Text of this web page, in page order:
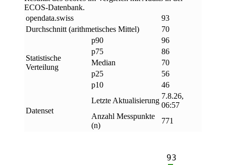
ECOS-Datenbank.
opendata.swiss
93
Durchschnitt (arithmetisches Mittel)
70
Statistische
Verteilung
p90
96
p75
86
Median
70
p25
56
p10
46
Datenset
Letzte Aktualisierung
7.8.26,
06:57
Anzahl Messpunkte
(n)
771
93